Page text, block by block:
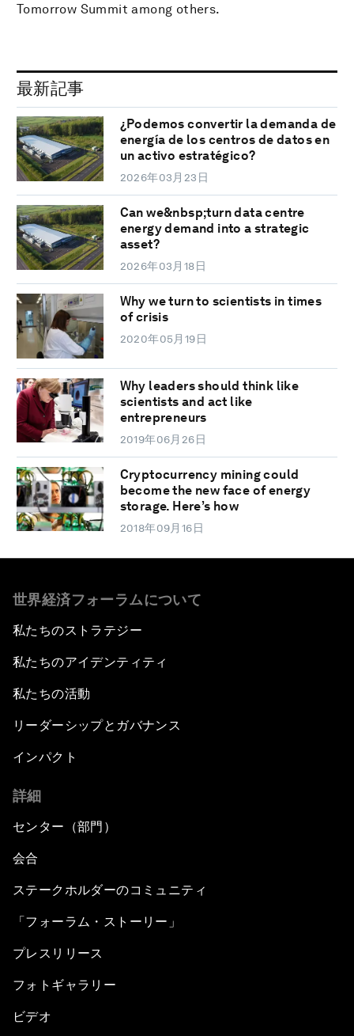
Tomorrow Summit among others.
最新記事
¿Podemos convertir la demanda de
energía de los centros de datos en
un activo estratégico?
2026年03月23日
Can we&nbsp;turn data centre
energy demand into a strategic
asset?
2026年03月18日
Why we turn to scientists in times
of crisis
2020年05月19日
Why leaders should think like
scientists and act like
entrepreneurs
2019年06月26日
Cryptocurrency mining could
become the new face of energy
storage. Here’s how
2018年09月16日
世界経済フォーラムについて
私たちのストラテジー
私たちのアイデンティティ
私たちの活動
リーダーシップとガバナンス
インパクト
詳細
センター（部門）
会合
ステークホルダーのコミュニティ
「フォーラム・ストーリー」
プレスリリース
フォトギャラリー
ビデオ